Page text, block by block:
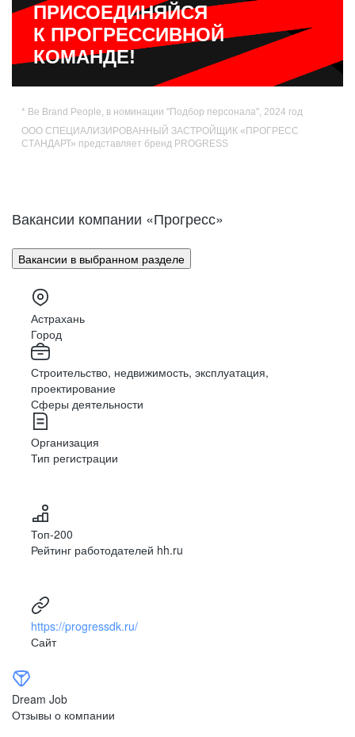
ПРИСОЕДИНЯЙСЯ
К ПРОГРЕССИВНОЙ
КОМАНДЕ!
* Be Brand People, в номинации "Подбор персонала", 2024 год
ООО СПЕЦИАЛИЗИРОВАННЫЙ ЗАСТРОЙЩИК «ПРОГРЕСС
СТАНДАРТ» представляет бренд PROGRESS
Вакансии компании «Прогресс»
Вакансии в выбранном разделе
Астрахань
Город
Строительство, недвижимость, эксплуатация,
проектирование
Сферы деятельности
Организация
Тип регистрации
Топ-200
Рейтинг работодателей hh.ru
https://progressdk.ru/
Сайт
Dream Job
Отзывы о компании